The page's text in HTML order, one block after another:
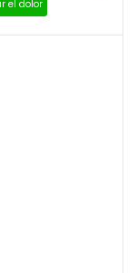
el dolor